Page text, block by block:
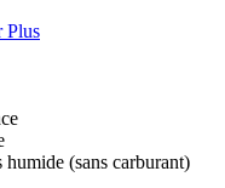
Plus
humide (sans carburant)